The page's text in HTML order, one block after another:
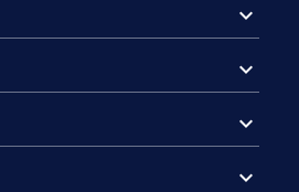
expand_more
expand_more
expand_more
expand_more